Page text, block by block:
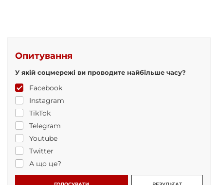
Опитування
У якій соцмережі ви проводите найбільше часу?
Facebook
Instagram
TikTok
Telegram
Youtube
Twitter
А що це?